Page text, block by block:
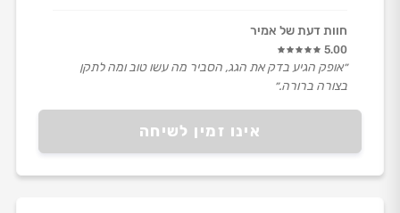
אינו זמין לשיחה
חוות דעת של אמיר
5.00
״אופק הגיע בדק את הגג, הסביר מה עשו טוב ומה לתקן
בצורה ברורה.״